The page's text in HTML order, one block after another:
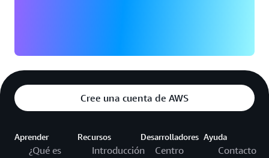
Cree una cuenta de AWS
Aprender
¿Qué es
Recursos
Introducción
Desarrolladores
Centro
Ayuda
Contacto